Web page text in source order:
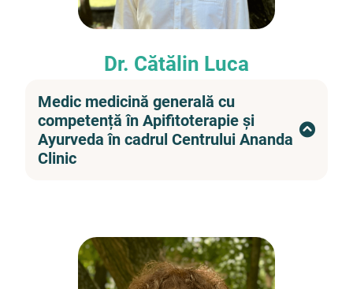
Dr. Cătălin Luca
Medic medicină generală cu
competență în Apifitoterapie și
Ayurveda în cadrul Centrului Ananda
Clinic